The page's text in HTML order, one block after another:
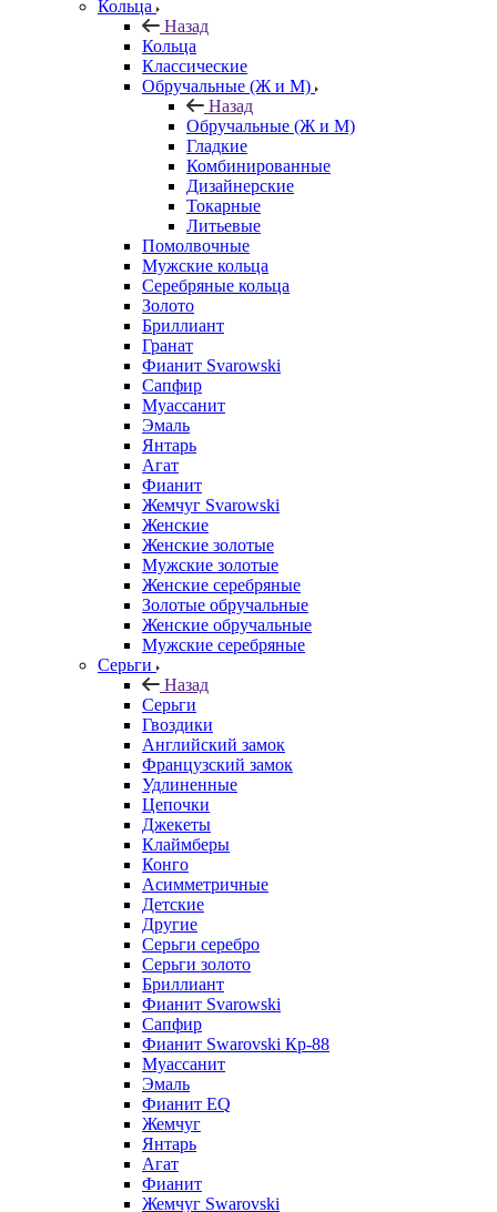
Кольца
Назад
Кольца
Классические
Обручальные (Ж и М)
Назад
Обручальные (Ж и М)
Гладкие
Комбинированные
Дизайнерские
Токарные
Литьевые
Помолвочные
Мужские кольца
Серебряные кольца
Золото
Бриллиант
Гранат
Фианит Svarowski
Сапфир
Муассанит
Эмаль
Янтарь
Агат
Фианит
Жемчуг Svarowski
Женские
Женские золотые
Мужские золотые
Женские серебряные
Золотые обручальные
Женские обручальные
Мужские серебряные
Серьги
Назад
Серьги
Гвоздики
Английский замок
Французский замок
Удлиненные
Цепочки
Джекеты
Клаймберы
Конго
Асимметричные
Детские
Другие
Серьги серебро
Серьги золото
Бриллиант
Фианит Svarowski
Сапфир
Фианит Swarovski Кр-88
Муассанит
Эмаль
Фианит EQ
Жемчуг
Янтарь
Агат
Фианит
Жемчуг Swarovski